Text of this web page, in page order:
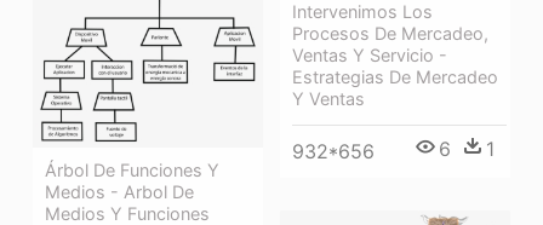
Intervenimos Los
Procesos De Mercadeo,
Ventas Y Servicio -
Estrategias De Mercadeo
Y Ventas
932*656 6 1
Árbol De Funciones Y
Medios - Arbol De
Medios Y Funciones